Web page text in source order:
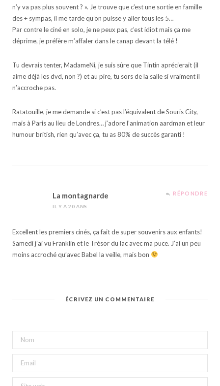
n’y va pas plus souvent ? ». Je trouve que c’est une sortie en famille
des + sympas, il me tarde qu’on puisse y aller tous les 5…
Par contre le ciné en solo, je ne peux pas, c’est idiot mais ça me
déprime, je préfère m’affaler dans le canap devant la télé !
Tu devrais tenter, MadameNi, je suis sûre que Tintin aprécierait (il
aime déjà les dvd, non ?) et au pire, tu sors de la salle si vraiment il
n’accroche pas.
Ratatouille, je me demande si c’est pas l’équivalent de Souris City,
mais à Paris au lieu de Londres… j’adore l’animation aardman et leur
humour british, rien qu’avec ça, tu as 80% de succès garanti !
La montagnarde
IL Y A 20 ANS
RÉPONDRE
Excellent les premiers cinés, ça fait de super souvenirs aux enfants!
Samedi j’ai vu Franklin et le Trésor du lac avec ma puce. J’ai un peu
moins accroché qu’avec Babel la veille, mais bon
ÉCRIVEZ UN COMMENTAIRE